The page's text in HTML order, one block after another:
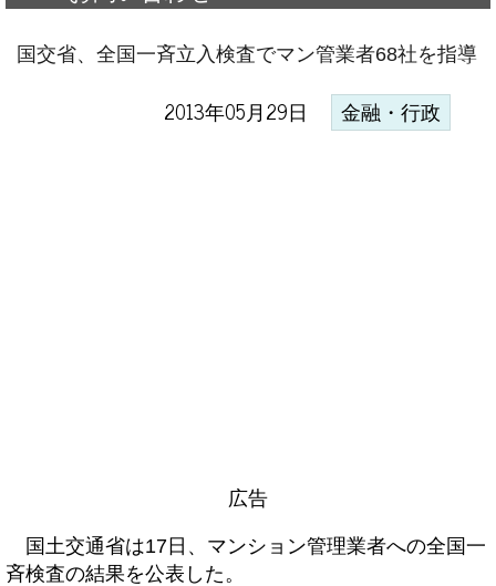
国交省、全国一斉立入検査でマン管業者68社を指導
2013年05月29日 金融・行政
広告
国土交通省は17日、マンション管理業者への全国一
斉検査の結果を公表した。